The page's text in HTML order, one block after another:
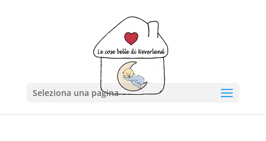
Seleziona una pagina